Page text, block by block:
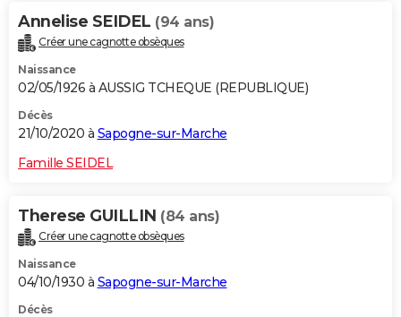
Dictionnaire
Biographies
Citations
Expressions
Proverbes
PROGRAMME TV
COPAINS D'AVANT
S'inscrire
Se connecter
Lycées
Collèges
Primaires
Universités
Entreprises
Service militaire
Avis de recherche
AVIS DE DÉCÈS
Annelise SEIDEL (94 ans)
Créer une cagnotte obsèques
Naissance
02/05/1926 à AUSSIG TCHEQUE (REPUBLIQUE)
Décès
21/10/2020 à Sapogne-sur-Marche
Famille SEIDEL
Therese GUILLIN (84 ans)
Créer une cagnotte obsèques
Naissance
04/10/1930 à Sapogne-sur-Marche
Décès